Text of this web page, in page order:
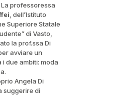
professoressa
, dell’Istituto
Superiore Statale
di Vasto,
la prof.ssa Di
avviare un
i due ambiti: moda
Angela Di
suggerire di